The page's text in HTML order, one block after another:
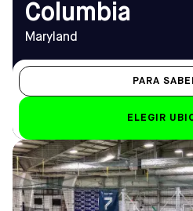
Columbia
Maryland
PARA
ELEGIR
DIRECCIÓN
1008 Westmore Ave,
Rockville, MD 20850